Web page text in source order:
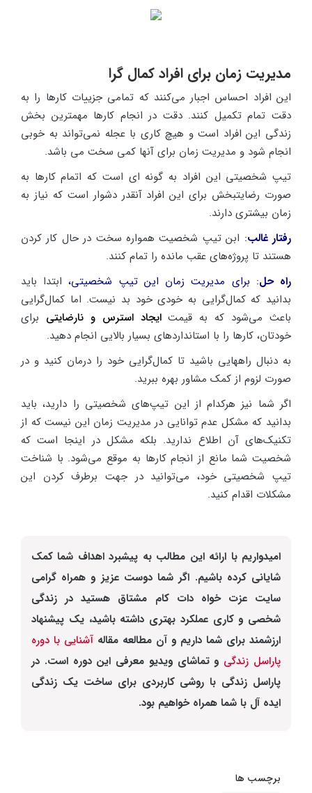
مدیریت زمان برای افراد کمال گرا
این افراد احساس اجبار می‌کنند که تمامی جزییات کارها را به
دقت تمام تکمیل کنند. دقت در انجام کارها مهمترین بخش
زندگی این افراد است و هیچ کاری با عجله نمی‌تواند به خوبی
انجام شود و مدیریت زمان برای آنها کمی سخت می باشد.
تیپ شخصیتی این افراد به گونه ای است که اتمام کارها به
صورت رضایتبخش برای این افراد آنقدر دشوار است که نیاز به
زمان بیشتری دارند.
رفتار غالب: ابن تیپ شخصیت همواره سخت در حال کار کردن
هستند تا پروژه‌های عقب مانده را تمام کنند.
راه حل: برای مدیریت زمان این تیپ شخصیتی، ابتدا باید
بدانید که کمال‌گرایی به خودی خود بد نیست. اما کمال‌گرایی
باعث می‌شود که به قیمتایجاد استرس و نارضایتی برای
خودتان، کارها را با استانداردهای بسیار بالایی انجام دهید.
به دنبال راههایی باشید تا کمال‌گرایی خود را درمان کنید و در
صورت لزوم از کمک مشاور بهره ببرید.
اگر شما نیز هرکدام از این تیپ‌های شخصیتی را دارید، باید
بدانید که مشکل عدم توانایی در مدیریت زمان این نیست که از
تکنیک‌های آن اطلاع ندارید. بلکه مشکل در اینجا است که
شخصیت شما مانع از انجام کارها به موقع می‌شود. با شناخت
تیپ شخصیتی خود، می‌توانید در جهت برطرف کردن این
مشکلات اقدام کنید.
امیدواریم با ارائه این مطالب به پیشبرد اهداف شما کمک
شایانی کرده باشیم. اگر شما دوست عزیز و همراه گرامی
سایت عزت خواه دات کام مشتاق هستید در زندگی
شخصی و کاری عملکرد بهتری داشته باشید، یک پیشنهاد
ارزشمند برای شما داریم و آن مطالعه مقاله آشنایی با دوره
پاراسل زندگی و تماشای ویدیو معرفی این دوره است. در
پاراسل زندگی با روشی کاربردی برای ساخت یک زندگی
ایده آل با شما همراه خواهیم بود.
برچسب ها